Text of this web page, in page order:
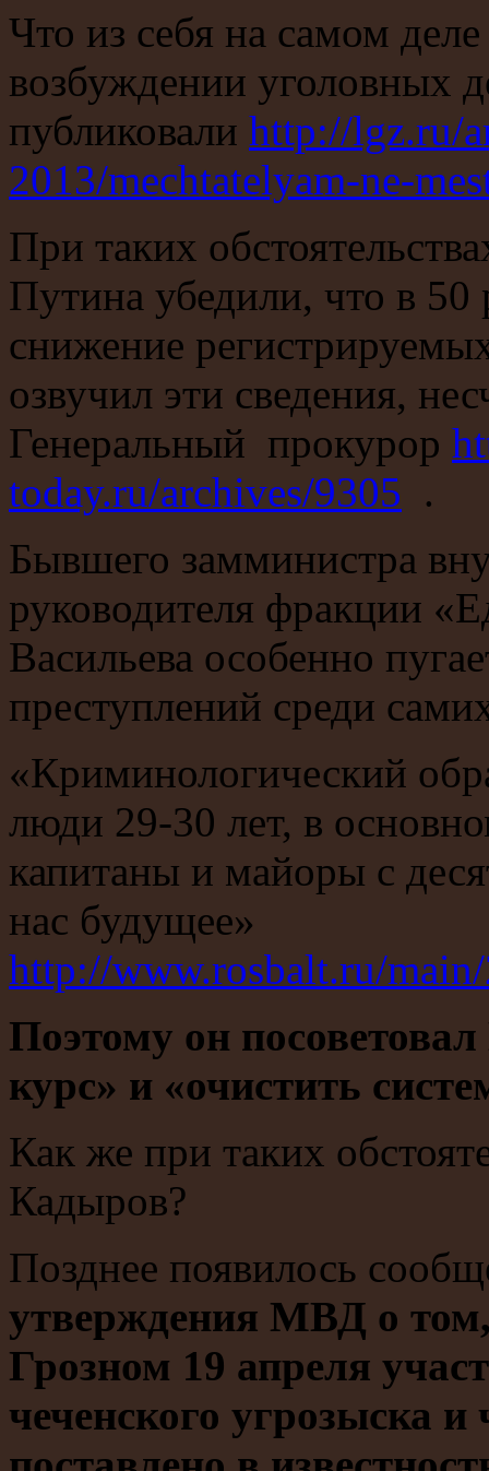
Что из себя на самом
возбуждении уголовных
публиковали http://lgz.ru/
2013/mechtatelyam-ne-
При таких
Путина убедили, что в 50
снижение
озвучил эти сведения,
Генеральный прокурор
today.ru/archives/9305 .
Бывшего замминистра
руководителя фракции
Васильева особенно
преступлений среди
«Криминологический
люди 29-30 лет, в
капитаны и майоры с
нас будущее»
http://www.rosbalt.ru/
Поэтому он
курс» и «очистить
Как же при таких
Кадыров?
Позднее появилось
утверждения МВД о
Грозном 19 апреля
чеченского угрозыска